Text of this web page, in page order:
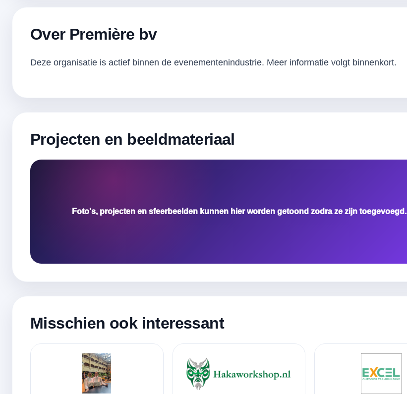
Over Première bv
Deze organisatie is actief binnen de evenementenindustrie. Meer informatie volgt binnenkort.
Projecten en beeldmateriaal
Foto's, projecten en sfeerbeelden kunnen hier worden getoond zodra ze zijn toegevoegd.
Misschien ook interessant